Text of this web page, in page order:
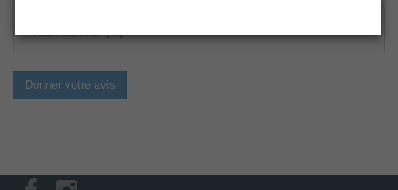
REVIEWS (0)
Donner votre avis